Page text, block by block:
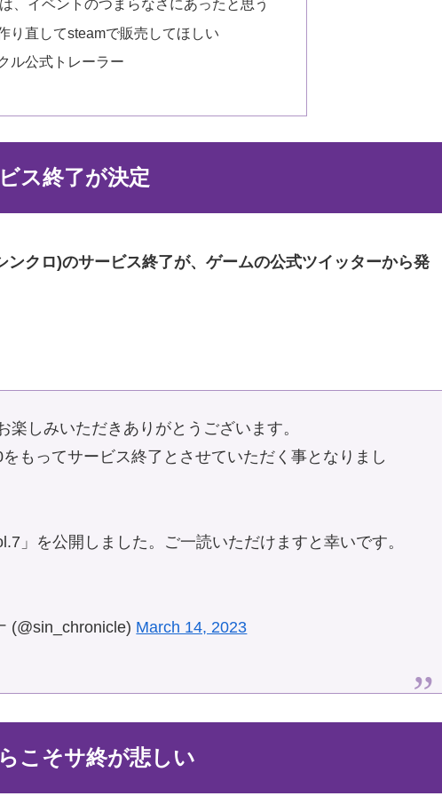
、イベントのつまらなさにあったと思う
り直してsteamで販売してほしい
ル公式トレーラー
ス終了が決定
ンクロ)のサービス終了が、ゲームの公式ツイッターから発
楽しみいただきありがとうございます。
もってサービス終了とさせていただく事となりまし
」を公開しました。ご一読いただけますと幸いです。
(@sin_chronicle) March 14, 2023
こそサ終が悲しい